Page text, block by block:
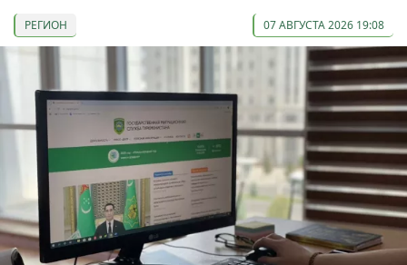
РЕГИОН 07 АВГУСТА 2026 19:08